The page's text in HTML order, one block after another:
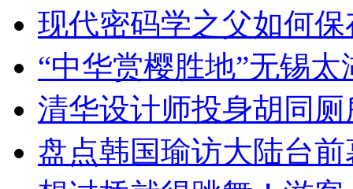
现代密码学之父如何
“中华赏樱胜地”无锡
清华设计师投身胡同
盘点韩国瑜访大陆台